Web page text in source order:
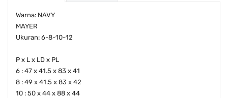
Warna: NAVY
MAYER
Ukuran: 6-8-10-12
P x L x LD x PL
6 : 47 x 41.5 x 83 x 41
8 : 49 x 41.5 x 83 x 42
10 : 50 x 44 x 88 x 44